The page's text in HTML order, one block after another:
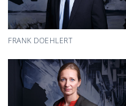
FRANK DOEHLERT